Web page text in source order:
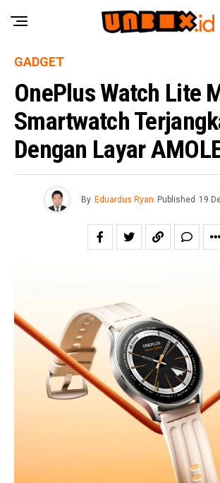
GADGET
OnePlus Watch Lite
Smartwatch
Dengan Layar
By Eduardus Ryan Published 19